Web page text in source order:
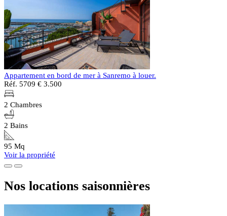
Appartement en bord de mer à Sanremo à louer.
Réf. 5709 € 3.500
2 Chambres
2 Bains
95 Mq
Voir la propriété
Nos locations saisonnières